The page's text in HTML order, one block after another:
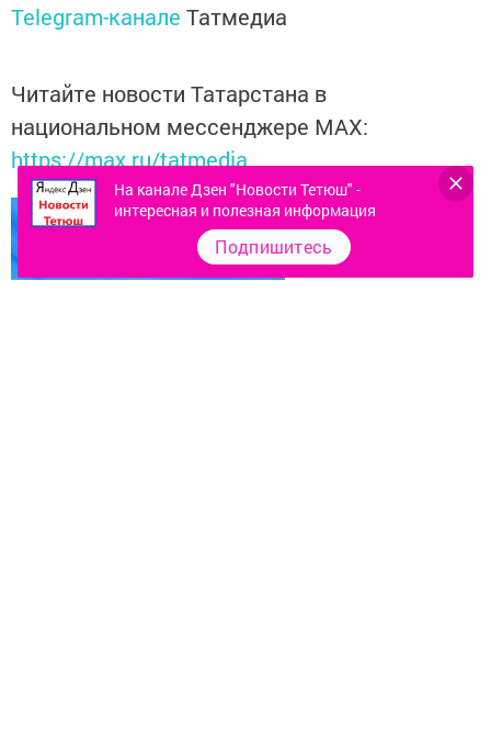
Telegram-канале Татмедиа
Читайте новости Татарстана в
национальном мессенджере MАХ:
https://max.ru/tatmedia
На канале Дзен "Новости Тетюш" -
интересная и полезная информация
Подпишитесь